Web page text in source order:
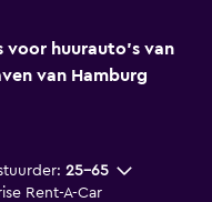
voor huurauto's van
van Hamburg
25-65
Rent-A-Car